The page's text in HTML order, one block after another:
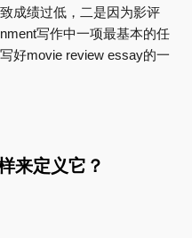
成绩过低，二是因为影评
写作中一项最基本的任
好movie review essay的一
来定义它？